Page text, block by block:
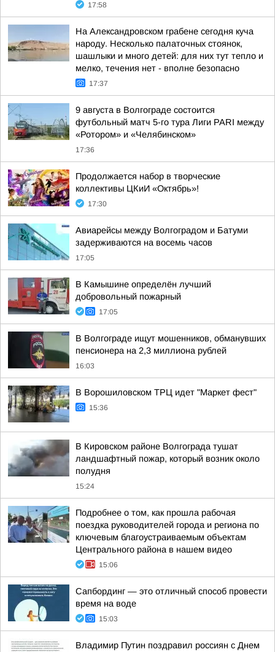
17:58
На Александровском грабене сегодня куча
народу. Несколько палаточных стоянок,
шашлыки и много детей: для них тут тепло и
мелко, течения нет - вполне безопасно
17:37
9 августа в Волгограде состоится
футбольный матч 5-го тура Лиги PARI между
«Ротором» и «Челябинском»
17:36
Продолжается набор в творческие
коллективы ЦКиИ «Октябрь»!
17:30
Авиарейсы между Волгоградом и Батуми
задерживаются на восемь часов
17:05
В Камышине определён лучший
добровольный пожарный
17:05
В Волгограде ищут мошенников, обманувших
пенсионера на 2,3 миллиона рублей
16:03
В Ворошиловском ТРЦ идет "Маркет фест"
15:36
В Кировском районе Волгограда тушат
ландшафтный пожар, который возник около
полудня
15:24
Подробнее о том, как прошла рабочая
поездка руководителей города и региона по
ключевым благоустраиваемым объектам
Центрального района в нашем видео
15:06
Сапбординг — это отличный способ провести
время на воде
15:03
Владимир Путин поздравил россиян с Днем